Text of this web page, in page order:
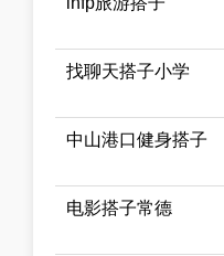
找聊天搭子小学
中山港口健身搭子
电影搭子常德